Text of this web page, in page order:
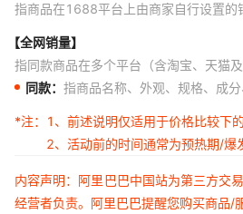
指商品在1688平台上由商家自行设置的
【全网销量】
指同款商品在多个平台（含淘宝、天猫
同款： 指商品名称、外观、规格、成
*注：
1、前述说明仅适用于价格比较下的
2、活动前的时间通常为预热期/爆
内容声明：阿里巴巴中国站为第三方交
经营者负责。阿里巴巴提醒您购买商品/